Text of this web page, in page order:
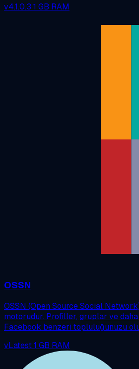
v4.1.0.3 1 GB RAM
OSSN
OSSN (Open Source Social
motorudur. Profiller, gruplar ve
Facebook benzeri topluluğunuzu
vLatest1 GB RAM